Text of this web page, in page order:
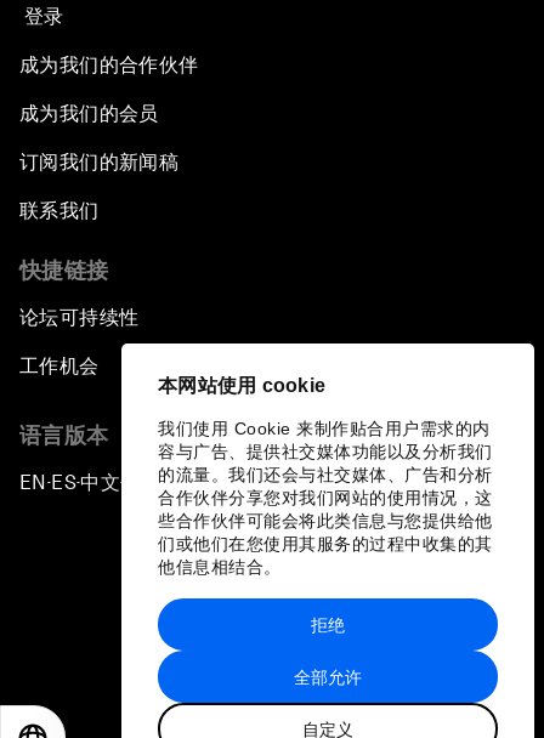
本网站使用 cookie
我们使用 Cookie 来制作贴合用户需求的内
容与广告、提供社交媒体功能以及分析我们
的流量。我们还会与社交媒体、广告和分析
合作伙伴分享您对我们网站的使用情况，这
些合作伙伴可能会将此类信息与您提供给他
们或他们在您使用其服务的过程中收集的其
他信息相结合。
全部允许
自定义
拒绝
登录
成为我们的合作伙伴
成为我们的会员
订阅我们的新闻稿
联系我们
快捷链接
论坛可持续性
工作机会
语言版本
EN ▪ES▪中文▪ 日本語
站点地图